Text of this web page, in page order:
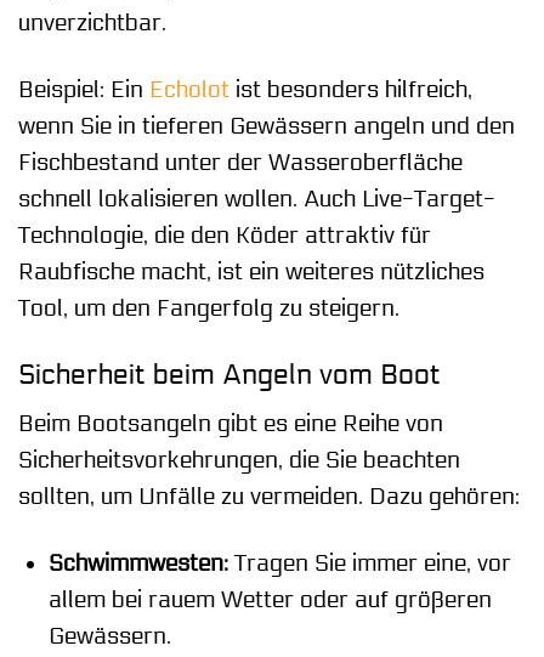
unverzichtbar.
Beispiel: Ein Echolot ist besonders hilfreich,
wenn Sie in tieferen Gewässern angeln und den
Fischbestand unter der Wasseroberfläche
schnell lokalisieren wollen. Auch Live-Target-
Technologie, die den Köder attraktiv für
Raubfische macht, ist ein weiteres nützliches
Tool, um den Fangerfolg zu steigern.
Sicherheit beim Angeln vom Boot
Beim Bootsangeln gibt es eine Reihe von
Sicherheitsvorkehrungen, die Sie beachten
sollten, um Unfälle zu vermeiden. Dazu gehören:
Schwimmwesten:Tragen Sie immer eine, vor
allem bei rauem Wetter oder auf größeren
Gewässern.